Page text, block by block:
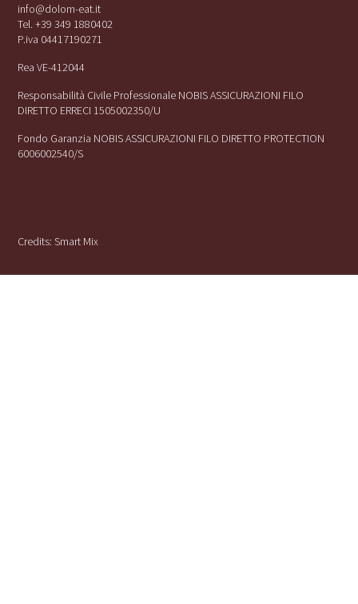
info@dolom-eat.it
Tel. +39 349 1880402
P.iva 04417190271
Rea VE-412044
Responsabilità Civile Professionale NOBIS ASSICURAZIONI FILO
DIRETTO ERRECI 1505002350/U
Fondo Garanzia NOBIS ASSICURAZIONI FILO DIRETTO PROTECTION
6006002540/S
Credits:Smart Mix